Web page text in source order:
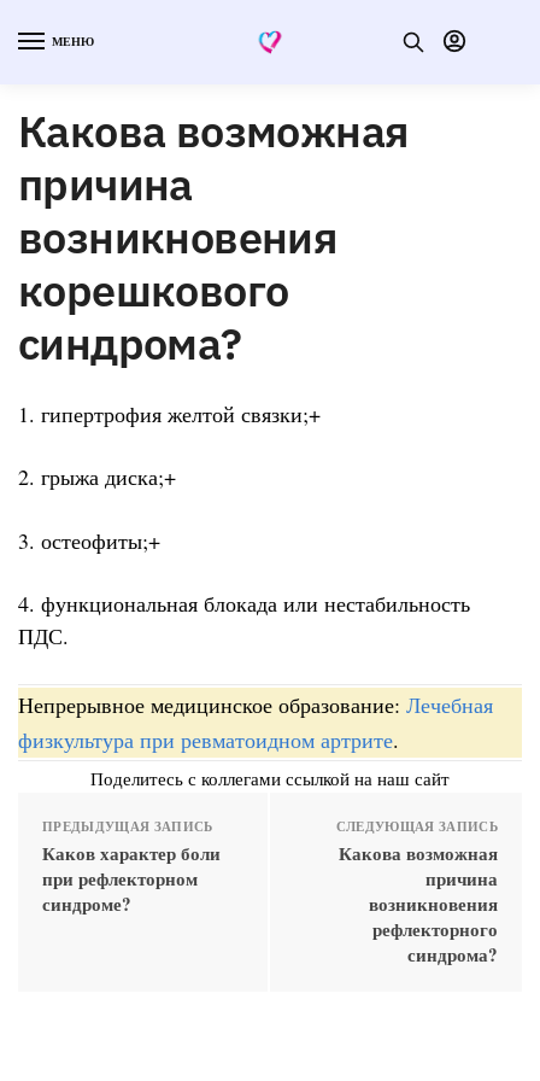
МЕНЮ
Какова возможная
причина
возникновения
корешкового
синдрома?
1. гипертрофия желтой связки;+
2. грыжа диска;+
3. остеофиты;+
4. функциональная блокада или нестабильность
ПДС.
Непрерывное медицинское образование: Лечебная
физкультура при ревматоидном артрите.
Поделитесь с коллегами ссылкой на наш сайт
ПРЕДЫДУЩАЯ ЗАПИСЬ
Каков характер боли
при рефлекторном
синдроме?
СЛЕДУЮЩАЯ ЗАПИСЬ
Какова возможная
причина
возникновения
рефлекторного
синдрома?